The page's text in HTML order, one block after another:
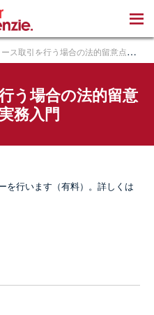
取引を行う場合の法的留意点と契約実務入門
う場合の法的留意
務入門
を行います（有料）。詳しくは